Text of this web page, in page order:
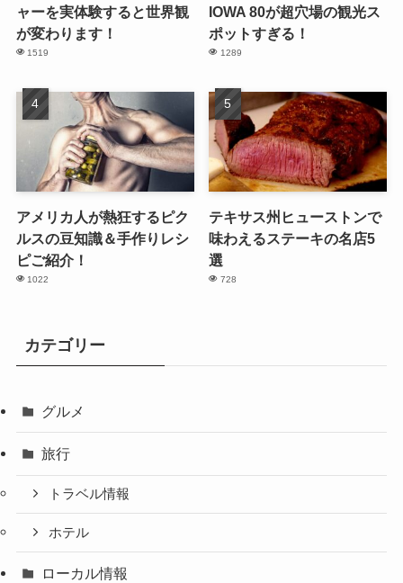
ャーを実体験すると世界観
が変わります！
1519
IOWA 80が超穴場の観光ス
ポットすぎる！
1289
アメリカ人が熱狂するピク
ルスの豆知識＆手作りレシ
ピご紹介！
1022
テキサス州ヒューストンで
味わえるステーキの名店5
選
728
カテゴリー
グルメ
旅行
トラベル情報
ホテル
ローカル情報